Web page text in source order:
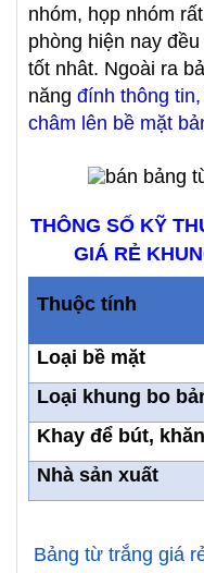
nhóm, họp nhóm
phòng hiện nay đều
tốt nhât. Ngoài ra
năng đính thông
châm lên bề mặt
THÔNG SỐ KỸ
GIÁ RẺ
Thuộc tính
Loại bề mặt
Loại khung bo
Khay để bút,
Nhà sản xuất
Bảng từ trắng giá